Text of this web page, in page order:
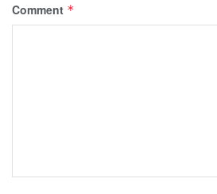
Comment *